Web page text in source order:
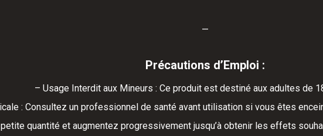
—
Précautions d’Emploi :
– Usage Interdit aux Mineurs : Ce produit est destiné aux adultes de
: Consultez un professionnel de santé avant utilisation si vous êtes
quantité et augmentez progressivement jusqu’à obtenir les effets